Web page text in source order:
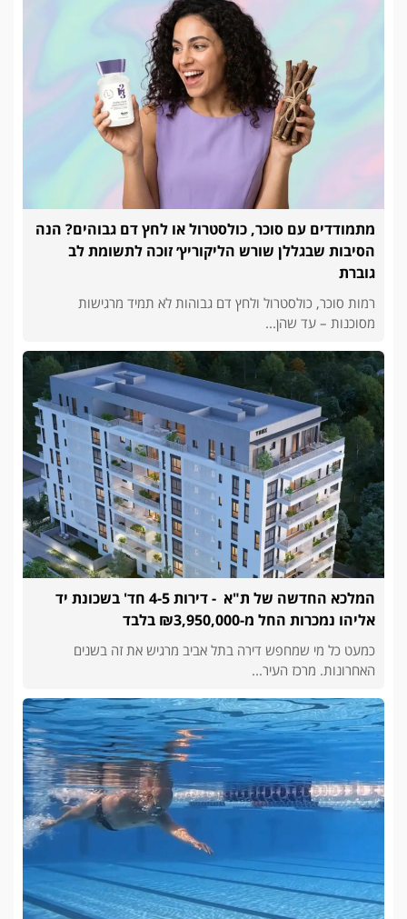
מתמודדים עם סוכר, כולסטרול או לחץ דם גבוהים? הנה
הסיבות שבגללן שורש הליקוריץ׳ זוכה לתשומת לב
גוברת
רמות סוכר, כולסטרול ולחץ דם גבוהות לא תמיד מרגישות
מסוכנות – עד שהן...
המלכא החדשה של ת"א - דירות 4-5 חד' בשכונת יד
אליהו נמכרות החל מ-₪3,950,000 בלבד
כמעט כל מי שמחפש דירה בתל אביב מרגיש את זה בשנים
האחרונות. מרכז העיר...